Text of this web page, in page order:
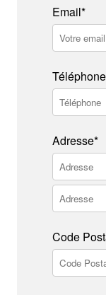
Email*
Adresse*
Code